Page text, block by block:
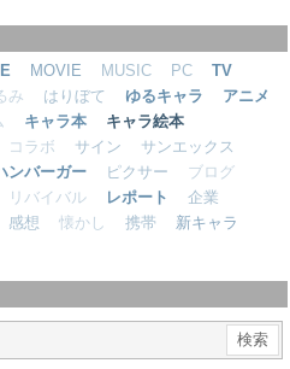
MOVIE MUSIC PC
TV
み はりぼて ゆるキャラ
アニメ
キャラ本
キャラ絵本
コラボ サイン
サンエックス
ンバーガー ピクサー
ブログ
リバイバル レポート
企業
感想 懐かし 携帯
新キャラ